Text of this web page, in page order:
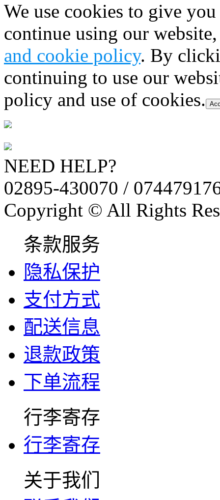
We use cookies to give
continue using our
and cookie policy. By
continuing to use our
policy and use of cookies.
NEED HELP?
02895-430070 /
Copyright © All Rights
条款服务
隐私保护
支付方式
配送信息
退款政策
下单流程
行李寄存
行李寄存
关于我们